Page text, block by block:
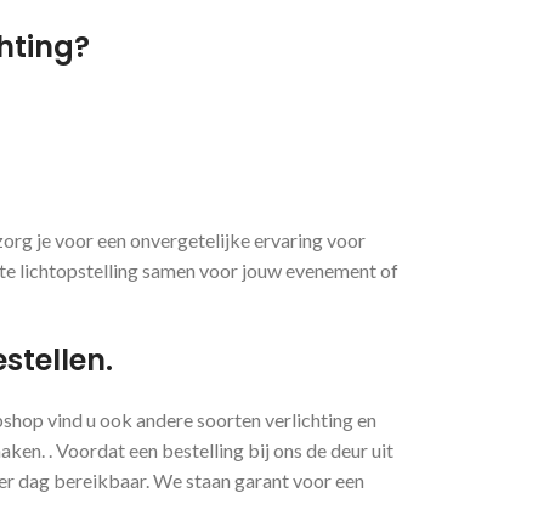
je voor een onvergetelijke ervaring voor
lichtopstelling samen voor jouw evenement of
vind u ook andere soorten verlichting en
. Voordat een bestelling bij ons de deur uit
dag bereikbaar. We staan garant voor een